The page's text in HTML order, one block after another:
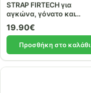
STRAP FIRTECH για
αγκώνα, γόνατο και
αστράγαλο ref: 14855
19.90€
Προσθήκη στο καλάθι